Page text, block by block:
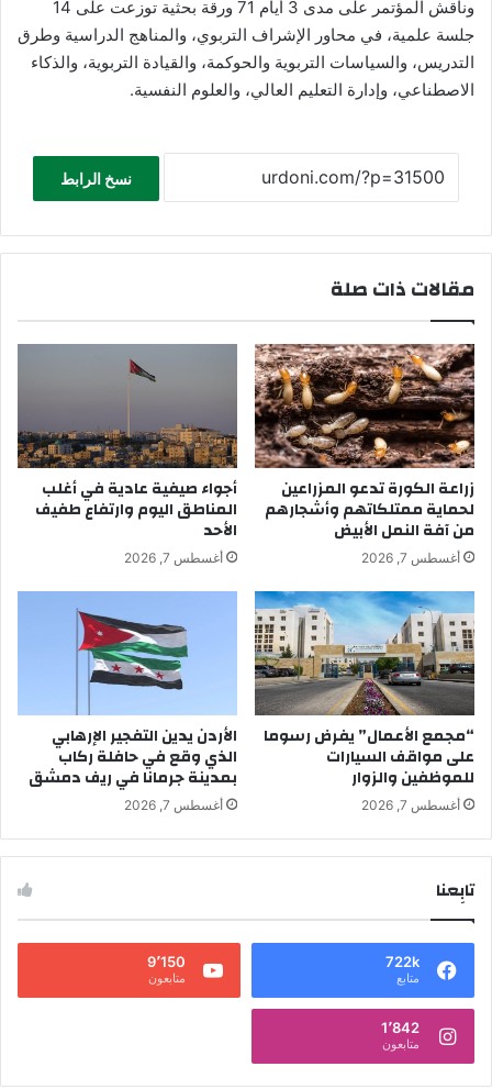
وناقش المؤتمر على مدى 3 أيام 71 ورقة بحثية توزعت على 14
جلسة علمية، في محاور الإشراف التربوي، والمناهج الدراسية وطرق
التدريس، والسياسات التربوية والحوكمة، والقيادة التربوية، والذكاء
الاصطناعي، وإدارة التعليم العالي، والعلوم النفسية.
نسخ الرابط
مقالات ذات صلة
زراعة الكورة تدعو المزراعين
لحماية ممتلكاتهم وأشجارهم
من آفة النمل الأبيض
أغسطس 7, 2026
أجواء صيفية عادية في أغلب
المناطق اليوم وارتفاع طفيف
الأحد
أغسطس 7, 2026
“مجمع الأعمال” يفرض رسوما
على مواقف السيارات
للموظفين والزوار
أغسطس 7, 2026
الأردن يدين التفجير الإرهابي
الذي وقع في حافلة ركاب
بمدينة جرمانا في ريف دمشق
أغسطس 7, 2026
تابِعنا
722k
متابع
9٬150
متابعون
1٬842
متابعون